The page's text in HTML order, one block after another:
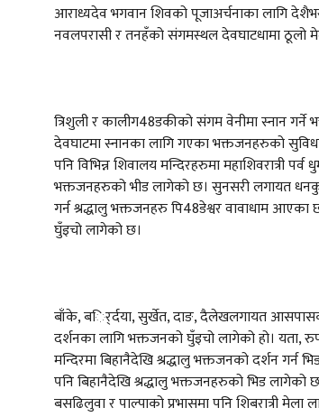
आराध्यदेव भगवान शिवको पूजाअर्चनाका लागि
नवलपरासी र तनहँको संगमस्थल देवघाटधामा ठूलो
त्रिशुली र कालीग48डकीको संगम वेनीमा स्नान
देवघाटमा स्नानका लागि गएका भक्तजनहरुको
पनि विभिन्न शिवालय मन्दिरहरुमा महाशिवरात्री
भक्तजनहरुको भीड लागेको छ। सुनसरी लगायत
गर्न श्रद्धालु भक्तजनहरु पि48डेश्वर वावाधाम आएका
घुँइचो लागेको छ।
बाँके, बर्िर्दया, सुर्खेत, दाङ, दैलेखलगायत आसपासका
दर्शनका लागि भक्तजनको घुँइचो लागेको हो। यता,
मन्दिरमा बिहानैदेखि श्रद्धालु भक्तजनको दर्शन
पनि बिहानैदेखि श्रद्धालु भक्तजनहरुको भिड लागेको
बसढिलुवा र पाल्पाको प्रभासमा पनि शिबरात्री